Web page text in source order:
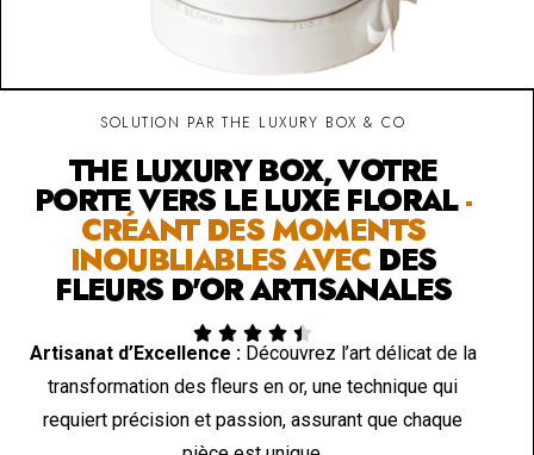
SOLUTION PAR THE LUXURY BOX & CO
THE LUXURY BOX, VOTRE
PORTE VERS LE LUXE FLORAL-
CRÉANT DES MOMENTS
INOUBLIABLES AVEC DES
FLEURS D'OR ARTISANALES
    
Artisanat d’Excellence :Découvrez l’art délicat de la
transformation des fleurs en or, une technique qui
requiert précision et passion, assurant que chaque